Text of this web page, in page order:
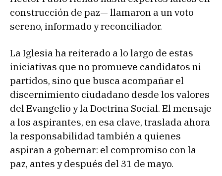
construcción de paz— llamaron a un voto
sereno, informado y reconciliador.
La Iglesia ha reiterado a lo largo de estas
iniciativas que no promueve candidatos ni
partidos, sino que busca acompañar el
discernimiento ciudadano desde los valores
del Evangelio y la Doctrina Social. El mensaje
a los aspirantes, en esa clave, traslada ahora
la responsabilidad también a quienes
aspiran a gobernar: el compromiso con la
paz, antes y después del 31 de mayo.